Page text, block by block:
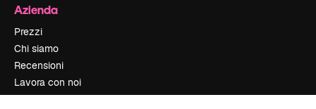
Azienda
Prezzi
Chi siamo
Recensioni
Lavora con noi
Cerca tendenze